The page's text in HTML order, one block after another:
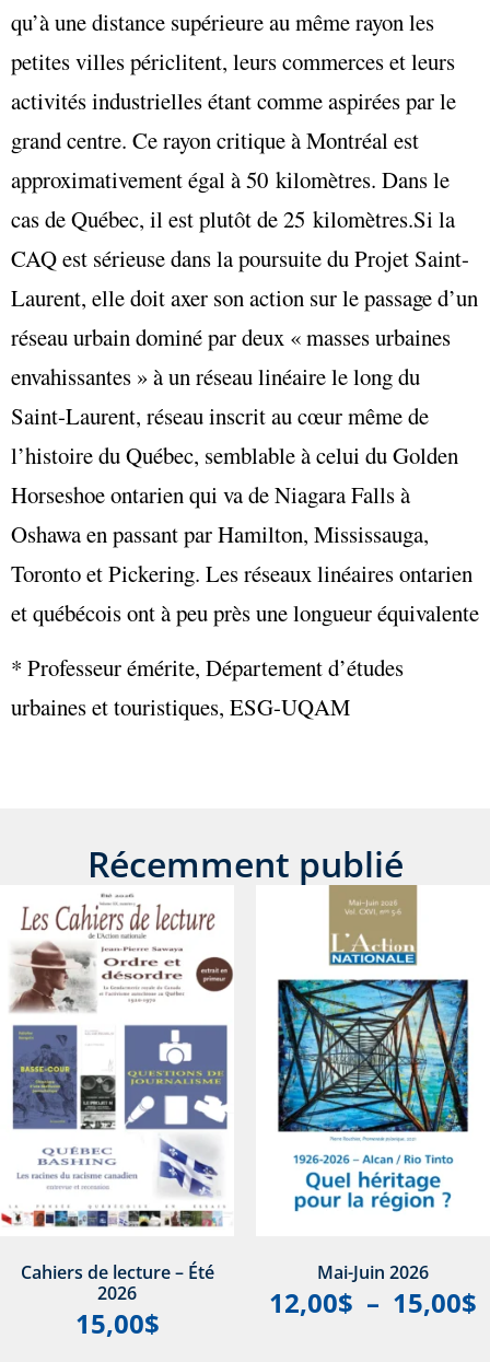
qu’à une distance supérieure au même rayon les
petites villes périclitent, leurs commerces et leurs
activités industrielles étant comme aspirées par le
grand centre. Ce rayon critique à Montréal est
approximativement égal à 50 kilomètres. Dans le
cas de Québec, il est plutôt de 25 kilomètres.Si la
CAQ est sérieuse dans la poursuite du Projet Saint-
Laurent, elle doit axer son action sur le passage d’un
réseau urbain dominé par deux « masses urbaines
envahissantes » à un réseau linéaire le long du
Saint-Laurent, réseau inscrit au cœur même de
l’histoire du Québec, semblable à celui du Golden
Horseshoe ontarien qui va de Niagara Falls à
Oshawa en passant par Hamilton, Mississauga,
Toronto et Pickering. Les réseaux linéaires ontarien
et québécois ont à peu près une longueur équivalente
* Professeur émérite, Département d’études
urbaines et touristiques, ESG-UQAM
Récemment publié
Cahiers de lecture – Été
2026
15,00$
Mai-Juin 2026
12,00$ – 15,00$